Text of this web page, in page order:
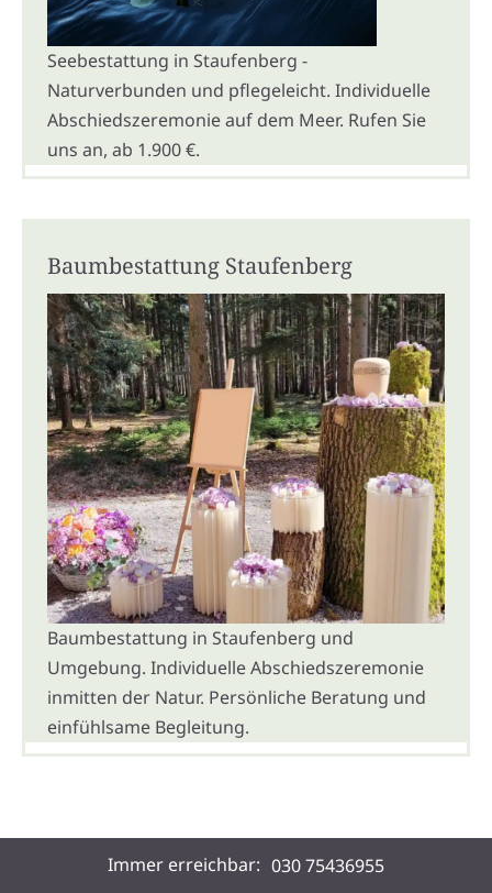
Seebestattung in Staufenberg -
Naturverbunden und pflegeleicht. Individuelle
Abschiedszeremonie auf dem Meer. Rufen Sie
uns an, ab 1.900 €.
Baumbestattung Staufenberg
Baumbestattung in Staufenberg und
Umgebung. Individuelle Abschiedszeremonie
inmitten der Natur. Persönliche Beratung und
einfühlsame Begleitung.
Immer erreichbar: 030 75436955